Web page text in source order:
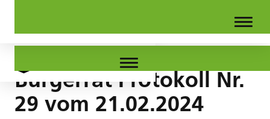
Bürgerrat Protokoll Nr.
29 vom 21.02.2024